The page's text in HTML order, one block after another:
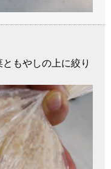
もやしの上に絞り